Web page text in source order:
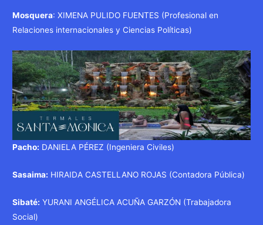
Mosquera: XIMENA PULIDO FUENTES (Profesional en
Relaciones internacionales y Ciencias Políticas)
Pacho: DANIELA PÉREZ (Ingeniera Civiles)
Sasaima: HIRAIDA CASTELLANO ROJAS (Contadora Pública)
Sibaté: YURANI ANGÉLICA ACUÑA GARZÓN (Trabajadora
Social)